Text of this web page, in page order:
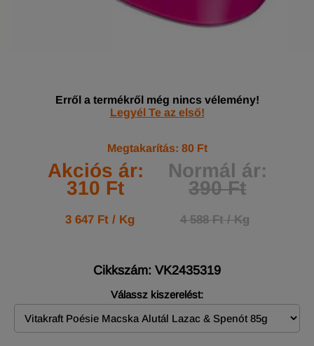
Erről a termékről még nincs vélemény!
Legyél Te az első!
Megtakarítás: 80 Ft
Akciós ár:
310 Ft
Normál ár:
390 Ft
3 647 Ft / Kg 4 588 Ft / Kg
Cikkszám: VK2435319
Válassz kiszerelést: